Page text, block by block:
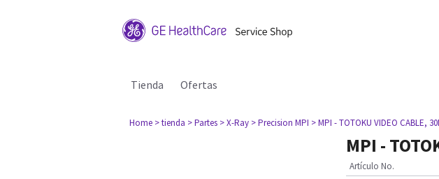
Tienda Ofertas
Home > tienda > Partes > X-Ray > Precision MPI > MPI - TOTOKU VIDEO CABLE,
MPI -
Artículo No.